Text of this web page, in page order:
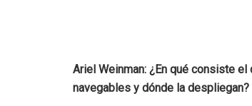
Ariel Weinman: ¿En qué consiste
navegables y dónde la despliegan?